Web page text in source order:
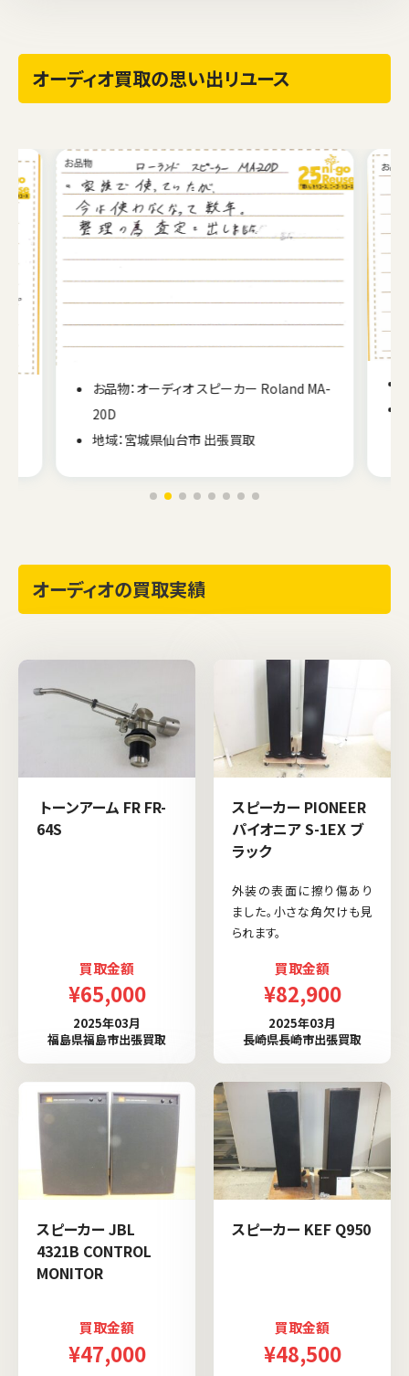
オーディオ買取の思い出リユース
お品物：オーディオ スピーカー Roland MA-
20D
地域：宮城県仙台市 出張買取
オーディオの買取実績
トーンアーム FR FR-
64S
買取金額
¥65,000
2025年03月
福島県福島市出張買取
スピーカー PIONEER
パイオニア S-1EX ブ
ラック
外装の表面に擦り傷あり
ました。小さな角欠けも見
られます。
買取金額
¥82,900
2025年03月
長崎県長崎市出張買取
スピーカー JBL
4321B CONTROL
MONITOR
買取金額
¥47,000
スピーカー KEF Q950
買取金額
¥48,500